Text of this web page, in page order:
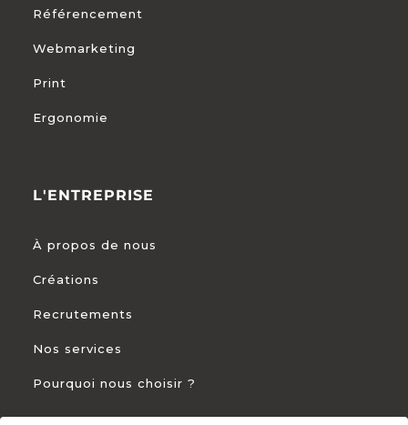
Référencement
Webmarketing
Print
Ergonomie
L'ENTREPRISE
À propos de nous
Créations
Recrutements
Nos services
Pourquoi nous choisir ?